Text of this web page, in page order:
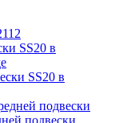
SS20 в
SS20 в
подвески
подвески